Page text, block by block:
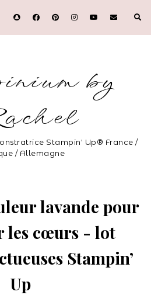
by
Stampin' Up® France /
/ Allemagne
lavande pour
les cœurs - lot
Stampin’
Up